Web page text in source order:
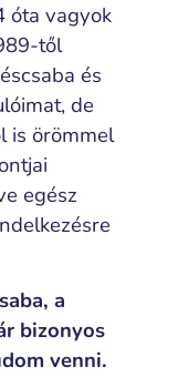
óta vagyok
től
és
de
is örömmel
egész
a
bizonyos
venni.